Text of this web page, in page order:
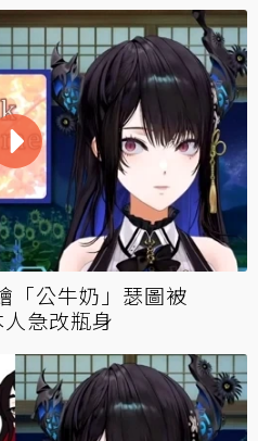
「公牛奶」瑟圖被
急改瓶身